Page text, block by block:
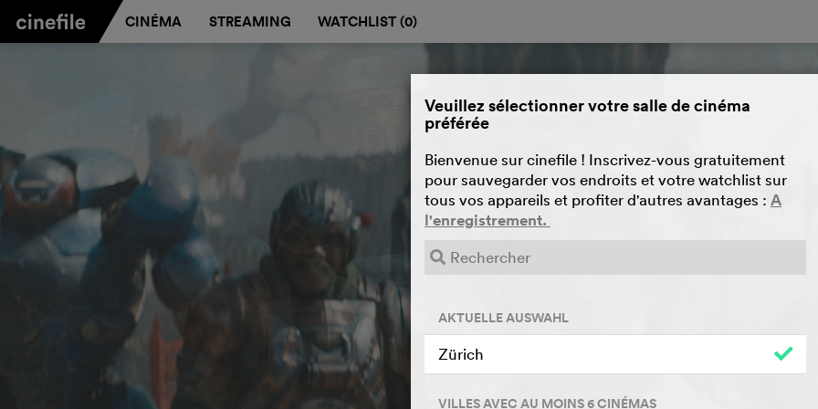
CINÉMA STREAMING WATCHLIST (0)
Veuillez sélectionner votre salle de cinéma
préférée
Bienvenue sur cinefile ! Inscrivez-vous gratuitement
pour sauvegarder vos endroits et votre watchlist sur
tous vos appareils et profiter d'autres avantages : A
l'enregistrement.
AKTUELLE AUSWAHL
Zürich
VILLES AVEC AU MOINS 6 CINÉMAS